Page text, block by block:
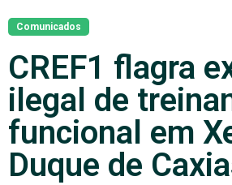
Comunicados
CREF1 flagra
ilegal de
funcional em
Duque de